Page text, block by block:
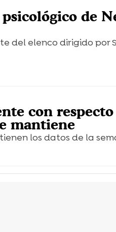
de
del elenco dirigido por
con respecto
mantiene
los datos de la